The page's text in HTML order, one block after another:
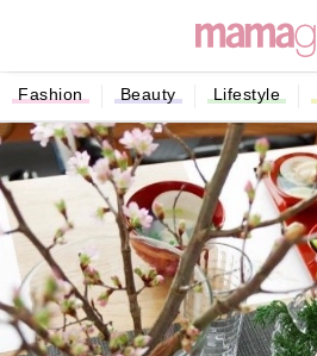
Fashion Beauty Lifestyle